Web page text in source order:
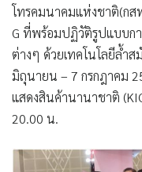
โทรคมนาคมแห่งชาติ(กส
G ที่พร้อมปฏิวัติรูปแบบกา
ต่างๆ ด้วยเทคโนโลยีล้ำ
มิถุนายน – 7 กรกฎาคม
แสดงสินค้านานาชาติ
20.00 น.